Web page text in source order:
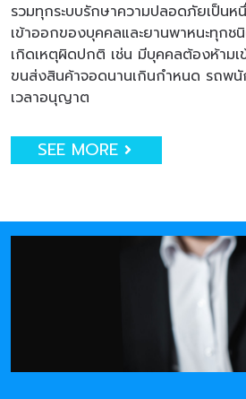
รวมทุกระบบรักษาความปลอดภัยเป็นห
เข้าออกของบุคคลและยานพาหนะทุกช
เกิดเหตุผิดปกติ เช่น มีบุคคลต้องห้ามเ
ขนส่งสินค้าจอดนานเกินกำหนด รถพ
เวลาอนุญาต
SEE MORE